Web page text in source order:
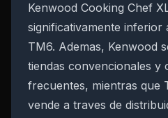
Kenwood Cooking Chef
significativamente inferior
TM6. Ademas, Kenwood
tiendas convencionales y
frecuentes, mientras que
vende a traves de